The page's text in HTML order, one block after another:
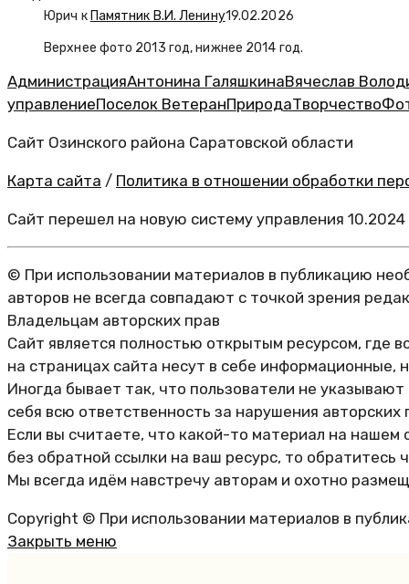
Юрич к Памятник В.И. Ленину19.02.2026
Верхнее фото 2013 год, нижнее 2014 год.
АдминистрацияАнтонина ГаляшкинаВячеслав
управлениеПоселок ВетеранПриродаТворчество
Сайт Озинского района Саратовской области
Карта сайта / Политика в отношении обработки
Сайт перешел на новую систему управления 10.2024
© При использовании материалов в публикацию
авторов не всегда совпадают с точкой зрения
Владельцам авторских прав
Сайт является полностью открытым ресурсом, где
на страницах сайта несут в себе информационные,
Иногда бывает так, что пользователи не
себя всю ответственность за нарушения авторских
Если вы считаете, что какой-то материал на
без обратной ссылки на ваш ресурс, то обратитесь
Мы всегда идём навстречу авторам и охотно
Copyright © При использовании материалов в
Закрыть меню